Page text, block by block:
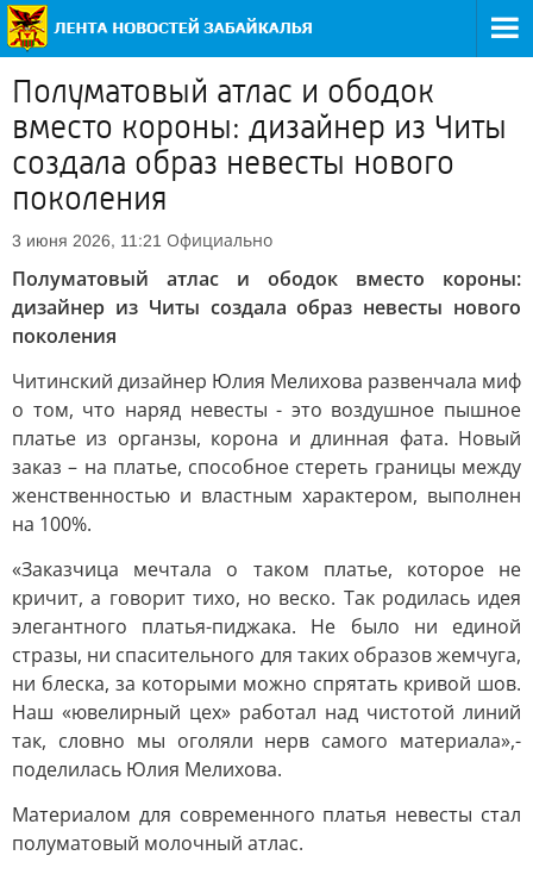
Полуматовый атлас и ободок
вместо короны: дизайнер из Читы
создала образ невесты нового
поколения
3 июня 2026, 11:21 Официально
Полуматовый атлас и ободок вместо короны:
дизайнер из Читы создала образ невесты нового
поколения
Читинский дизайнер Юлия Мелихова развенчала миф
о том, что наряд невесты - это воздушное пышное
платье из органзы, корона и длинная фата. Новый
заказ – на платье, способное стереть границы между
женственностью и властным характером, выполнен
на 100%.
«Заказчица мечтала о таком платье, которое не
кричит, а говорит тихо, но веско. Так родилась идея
элегантного платья-пиджака. Не было ни единой
стразы, ни спасительного для таких образов жемчуга,
ни блеска, за которыми можно спрятать кривой шов.
Наш «ювелирный цех» работал над чистотой линий
так, словно мы оголяли нерв самого материала»,-
поделилась Юлия Мелихова.
Материалом для современного платья невесты стал
полуматовый молочный атлас.